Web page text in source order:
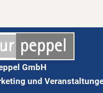
GmbH
und